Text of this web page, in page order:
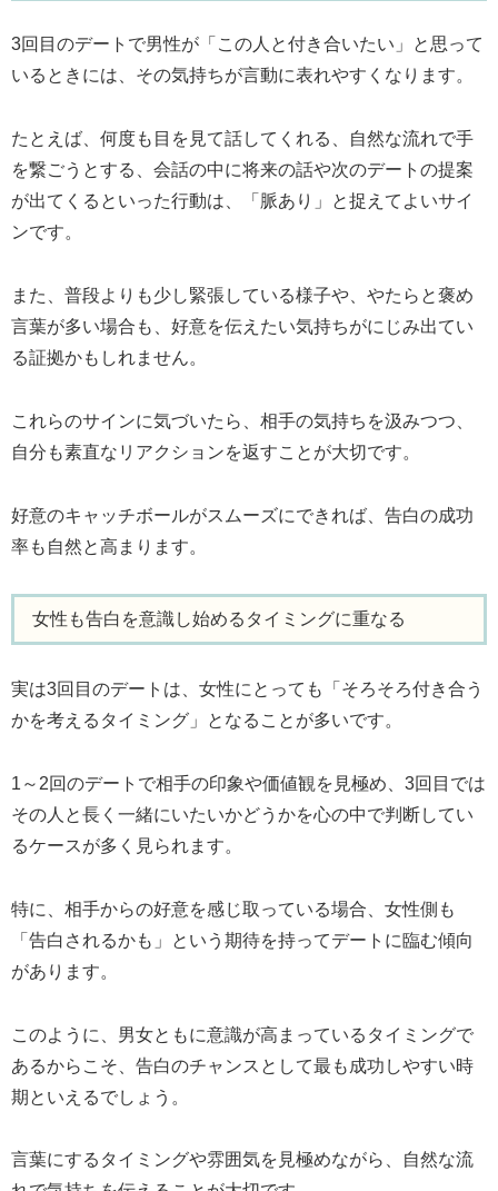
3回目のデートで男性が「この人と付き合いたい」と思って
いるときには、その気持ちが言動に表れやすくなります。
たとえば、何度も目を見て話してくれる、自然な流れで手
を繋ごうとする、会話の中に将来の話や次のデートの提案
が出てくるといった行動は、「脈あり」と捉えてよいサイ
ンです。
また、普段よりも少し緊張している様子や、やたらと褒め
言葉が多い場合も、好意を伝えたい気持ちがにじみ出てい
る証拠かもしれません。
これらのサインに気づいたら、相手の気持ちを汲みつつ、
自分も素直なリアクションを返すことが大切です。
好意のキャッチボールがスムーズにできれば、告白の成功
率も自然と高まります。
女性も告白を意識し始めるタイミングに重なる
実は3回目のデートは、女性にとっても「そろそろ付き合う
かを考えるタイミング」となることが多いです。
1～2回のデートで相手の印象や価値観を見極め、3回目では
その人と長く一緒にいたいかどうかを心の中で判断してい
るケースが多く見られます。
特に、相手からの好意を感じ取っている場合、女性側も
「告白されるかも」という期待を持ってデートに臨む傾向
があります。
このように、男女ともに意識が高まっているタイミングで
あるからこそ、告白のチャンスとして最も成功しやすい時
期といえるでしょう。
言葉にするタイミングや雰囲気を見極めながら、自然な流